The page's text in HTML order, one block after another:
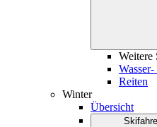
Weitere
Reiten
Winter
Übersicht